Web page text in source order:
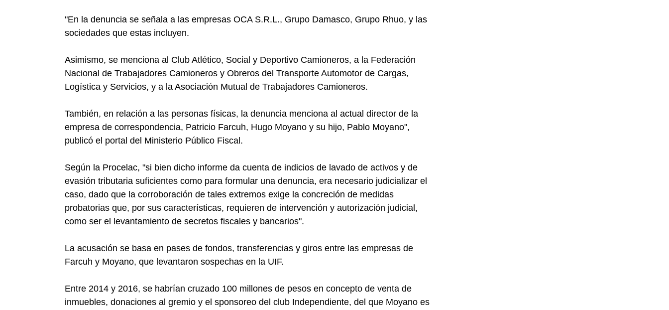
"En la denuncia se señala a las empresas OCA S.R.L., Grupo Damasco, Grupo Rhuo, y las
sociedades que estas incluyen.
Asimismo, se menciona al Club Atlético, Social y Deportivo Camioneros, a la Federación
Nacional de Trabajadores Camioneros y Obreros del Transporte Automotor de Cargas,
Logística y Servicios, y a la Asociación Mutual de Trabajadores Camioneros.
También, en relación a las personas físicas, la denuncia menciona al actual director de la
empresa de correspondencia, Patricio Farcuh, Hugo Moyano y su hijo, Pablo Moyano",
publicó el portal del Ministerio Público Fiscal.
Según la Procelac, "si bien dicho informe da cuenta de indicios de lavado de activos y de
evasión tributaria suficientes como para formular una denuncia, era necesario judicializar el
caso, dado que la corroboración de tales extremos exige la concreción de medidas
probatorias que, por sus características, requieren de intervención y autorización judicial,
como ser el levantamiento de secretos fiscales y bancarios".
La acusación se basa en pases de fondos, transferencias y giros entre las empresas de
Farcuh y Moyano, que levantaron sospechas en la UIF.
Entre 2014 y 2016, se habrían cruzado 100 millones de pesos en concepto de venta de
inmuebles, donaciones al gremio y el sponsoreo del club Independiente, del que Moyano es